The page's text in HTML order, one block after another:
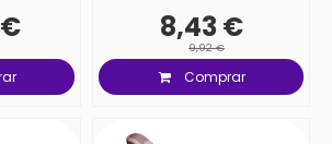
8,43 €
9,92 €
Comprar